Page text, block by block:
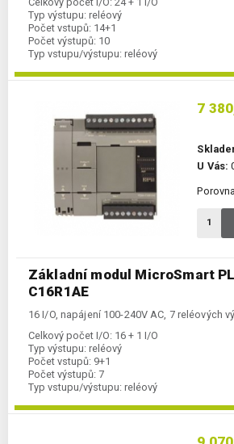
Typ výstupu: reléový
Počet vstupů: 14+1
Počet výstupů: 10
Typ vstupu/výstupu: reléový
Kategorie: FC6A-CPU
Základní modul MicroSmart
C16R1AE
16 I/O, napájení 100-240V AC, 7 reléových
Celkový počet I/O: 16 + 1 I/O
Typ výstupu: reléový
Počet vstupů: 9+1
Počet výstupů: 7
Typ vstupu/výstupu: reléový
Kategorie: FC6A-CPU
7
U Vás: